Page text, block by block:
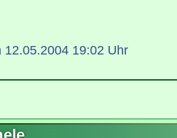
19:02 Uhr